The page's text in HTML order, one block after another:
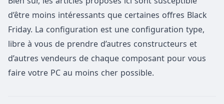
d’être moins intéressants que certaines offres Black
Friday. La configuration est une configuration type,
libre à vous de prendre d’autres constructeurs et
d’autres vendeurs de chaque composant pour vous
faire votre PC au moins cher possible.